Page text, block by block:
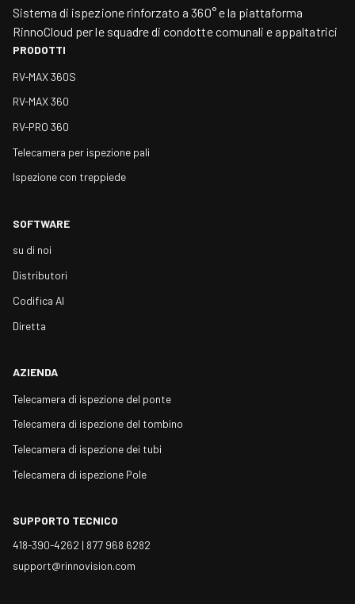
Sistema di ispezione rinforzato a 360° e la piattaforma
RinnoCloud per le squadre di condotte comunali e appaltatrici
PRODOTTI
RV-MAX 360S
RV-MAX 360
RV-PRO 360
Telecamera per ispezione pali
Ispezione con treppiede
SOFTWARE
su di noi
Distributori
Codifica AI
Diretta
AZIENDA
Telecamera di ispezione del ponte
Telecamera di ispezione del tombino
Telecamera di ispezione dei tubi
Telecamera di ispezione Pole
SUPPORTO TECNICO
418-390-4262 | 877 968 6282
support@rinnovision.com